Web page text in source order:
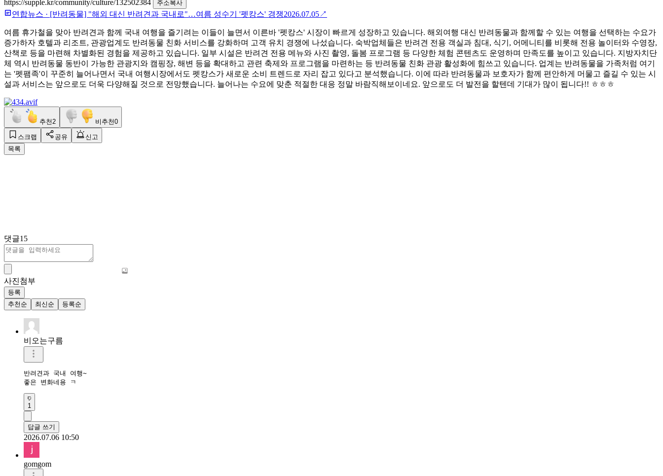
https://supple.kr/community/culture/132502384
주소복사
연합뉴스 · [반려동물] "해외 대신 반려견과 국내로"…여름 성수기 '펫캉스' 경쟁2026.07.05↗
여름 휴가철을 맞아 반려견과 함께 국내 여행을 즐기려는 이들이 늘면서 이른바 '펫캉스' 시장이 빠르게 성장하고 있습니다. 해외여행 대신 반려동물과 함께할 수 있는 여행을 선택하는 수요가
증가하자 호텔과 리조트, 관광업계도 반려동물 친화 서비스를 강화하며 고객 유치 경쟁에 나섰습니다. 숙박업체들은 반려견 전용 객실과 침대, 식기, 어메니티를 비롯해 전용 놀이터와 수영장,
산책로 등을 마련해 차별화된 경험을 제공하고 있습니다. 일부 시설은 반려견 전용 메뉴와 사진 촬영, 돌봄 프로그램 등 다양한 체험 콘텐츠도 운영하며 만족도를 높이고 있습니다. 지방자치단
체 역시 반려동물 동반이 가능한 관광지와 캠핑장, 해변 등을 확대하고 관련 축제와 프로그램을 마련하는 등 반려동물 친화 관광 활성화에 힘쓰고 있습니다. 업계는 반려동물을 가족처럼 여기
는 '펫팸족'이 꾸준히 늘어나면서 국내 여행시장에서도 펫캉스가 새로운 소비 트렌드로 자리 잡고 있다고 분석했습니다. 이에 따라 반려동물과 보호자가 함께 편안하게 머물고 즐길 수 있는 시
설과 서비스는 앞으로도 더욱 다양해질 것으로 전망했습니다. 늘어나는 수요에 맞춘 적절한 대응 정말 바람직해보이네요. 앞으로도 더 발전을 할텐데 기대가 많이 됩니다!! ㅎㅎㅎ
추천 2 비추천0
스크랩 공유
신고
목록
댓글15
사진첨부
등록
추천순
최신순 등록순
비오는구름
반려견과 국내 여행~
좋은 변화네용 ㅋ
1
답글 쓰기
2026.07.06 10:50
gomgom